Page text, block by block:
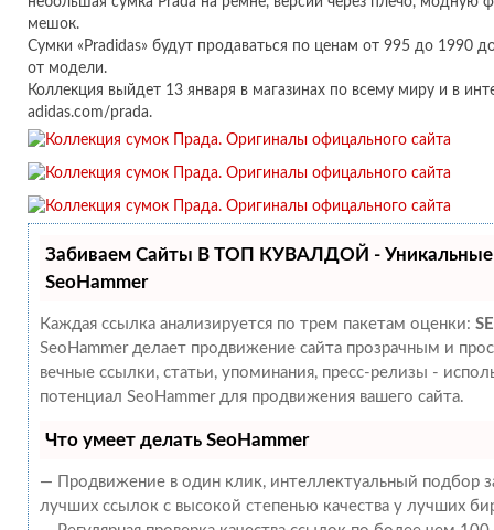
мешок.
Сумки «Pradidas» будут продаваться по ценам от 995 до 1990
от модели.
Коллекция выйдет 13 января в магазинах по всему миру и в
adidas.com/prada.
Забиваем Сайты В ТОП КУВАЛДОЙ - Уникальные
SeoHammer
Каждая ссылка анализируется по трем пакетам оценки:
SeoHammer делает продвижение сайта прозрачным и
вечные ссылки, статьи, упоминания, пресс-релизы -
потенциал SeoHammer для продвижения вашего сайта.
Что умеет делать SeoHammer
— Продвижение в один клик, интеллектуальный подбор
лучших ссылок с высокой степенью качества у лучших